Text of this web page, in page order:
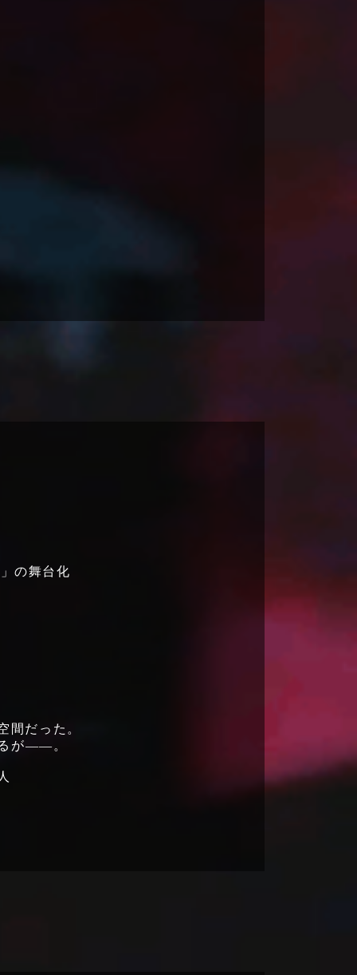
の舞台化
間だった。
が――。